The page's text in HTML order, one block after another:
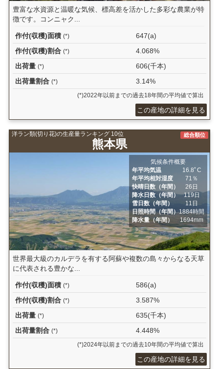
豊富な水資源と温暖な気候、標高差を活かした多彩な農業が特
徴です。コンニャク...
作付(収穫)面積 (*)
647(a)
作付(収穫)割合 (*)
4.068%
出荷量 (*)
606(千本)
出荷量割合 (*) 3.14%
(*)2022年以前までの過去18年間の平均値で算出
この産地の詳細を見る
洋ラン類(切り花)の生産量ランキング 10位
熊本県
総合順位
気候条件概要
年平均気温
16.8ﾟC
年平均相対湿度
71％
快晴日数（年間）
26日
降水日数（年間）
119日
雪日数（年間）
11日
日照時間（年間）1884時間
降水量（年間）
1694mm
世界最大級のカルデラを有する阿蘇や複数の島々からなる天草
に代表される豊かな...
作付(収穫)面積 (*)
586(a)
作付(収穫)割合 (*)
3.587%
出荷量 (*)
635(千本)
出荷量割合 (*) 4.448%
(*)2024年以前までの過去10年間の平均値で算出
この産地の詳細を見る